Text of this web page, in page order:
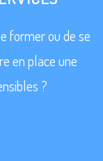
former ou de se
en place une
?